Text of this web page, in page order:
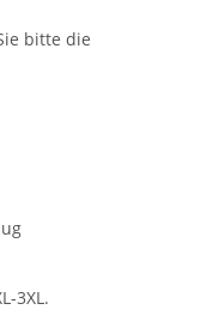
bitte die
3XL.